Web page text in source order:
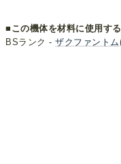
■この機体を材料に使用す
BSランク -ザクファント